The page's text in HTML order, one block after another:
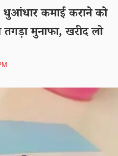
कमाई कराने को
मुनाफा, खरीद लो